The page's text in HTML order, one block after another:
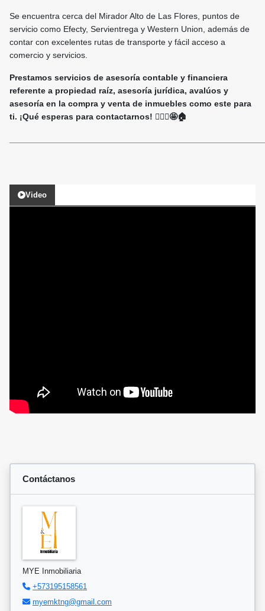
Se encuentra cerca del Mirador Alto de Las Flores, puntos de
servicio como Efecty, Servientrega y Western Union, además de
contar con excelentes rutas de transporte y fácil acceso a
comercio y servicios.
Prestamos servicios de asesoría contable y financiera
referente a propiedad raíz, asesoría jurídica, avalúos y
asesoría en la compra y venta de inmuebles como este para
ti. ¡Qué esperas para contactarnos! 🙋🏻‍♀️🤩🏠
Video
Contáctanos
MYE Inmobiliaria
+573195158561
myemktng@gmail.com